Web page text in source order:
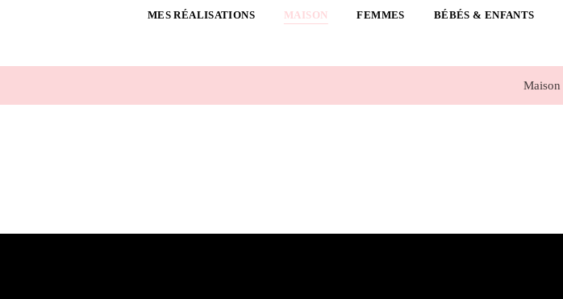
MES RÉALISATIONS MAISON FEMMES BÉBÉS & ENFANTS
Maison